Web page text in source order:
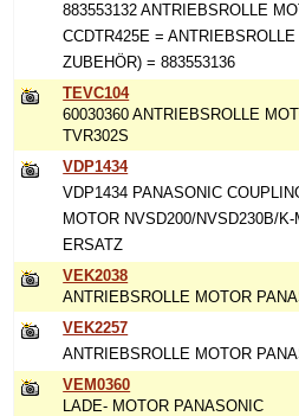
883553132 ANTRIEBSROLLE
CCDTR425E =
ZUBEHÖR) = 883553136
TEVC104
60030360 ANTRIEBSROLLE
TVR302S
VDP1434
VDP1434 PANASONIC
MOTOR NVSD200/NVSD230B/K-
ERSATZ
VEK2038
ANTRIEBSROLLE MOTOR
VEK2257
ANTRIEBSROLLE MOTOR
VEM0360
LADE- MOTOR PANASONIC